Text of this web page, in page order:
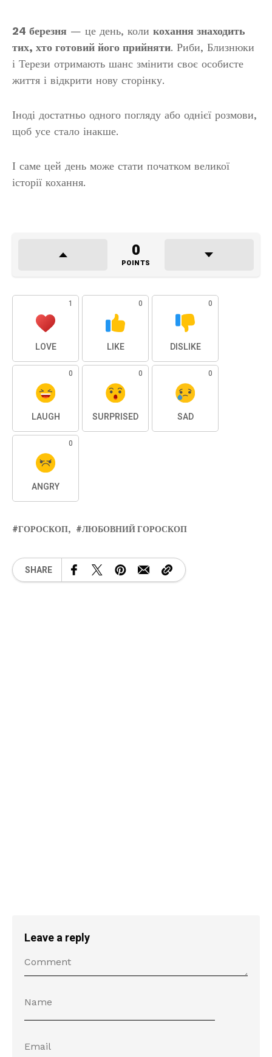
24 березня — це день, коли кохання знаходить
тих, хто готовий його прийняти. Риби, Близнюки
і Терези отримають шанс змінити своє особисте
життя і відкрити нову сторінку.
Іноді достатньо одного погляду або однієї розмови,
щоб усе стало інакше.
І саме цей день може стати початком великої
історії кохання.
0
POINTS
1
LOVE
0
LIKE
0
DISLIKE
0
LAUGH
0
SURPRISED
0
SAD
0
ANGRY
ГОРОСКОП ЛЮБОВНИЙ ГОРОСКОП
SHARE
Leave a reply